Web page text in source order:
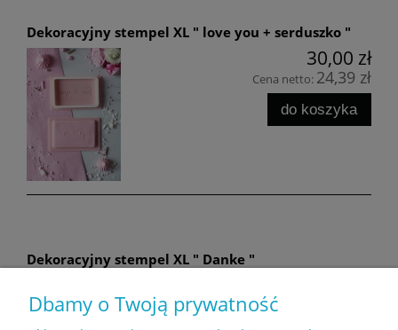
Dekoracyjny stempel XL " love you + serduszko "
30,00 zł
Cena netto: 24,39 zł
do koszyka
Dekoracyjny stempel XL " Danke "
Cena netto:
Dbamy o Twoją prywatność